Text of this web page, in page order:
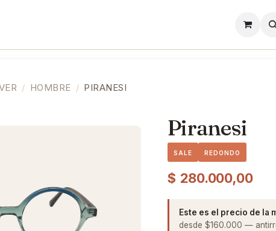
HOMBRE PIRANESI
Piranesi
SALE REDONDO
$ 280.000,00
Este es el precio de la
desde $160.000 —